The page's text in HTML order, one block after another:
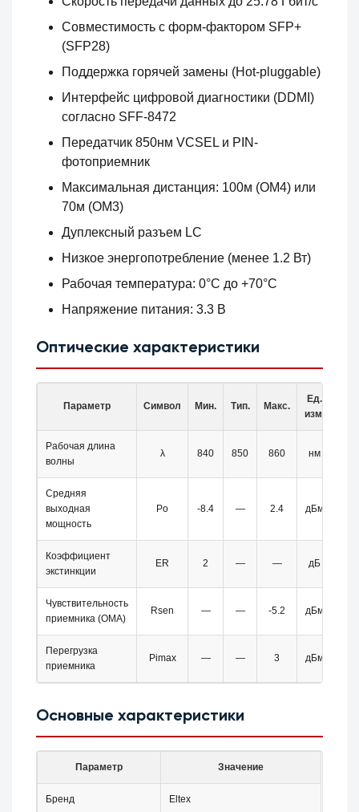
Совместимость с форм-фактором SFP+
(SFP28)
Поддержка горячей замены (Hot-pluggable)
Интерфейс цифровой диагностики (DDMI)
согласно SFF-8472
Передатчик 850нм VCSEL и PIN-
фотоприемник
Максимальная дистанция: 100м (OM4) или
70м (OM3)
Дуплексный разъем LC
Низкое энергопотребление (менее 1.2 Вт)
Рабочая температура: 0°C до +70°C
Напряжение питания: 3.3 В
Оптические характеристики
Параметр Символ Мин. Тип. Макс.
Ед.
изм.
Рабочая длина
волны
λ 840 850 860 нм
Средняя
выходная
мощность
Po -8.4 — 2.4 дБм
Коэффициент
экстинкции
ER 2 — — дБ
Чувствительность
приемника (OMA)
Rsen — — -5.2 дБм
Перегрузка
приемника
Pimax — — 3 дБм
Основные характеристики
Параметр Значение
Бренд Eltex